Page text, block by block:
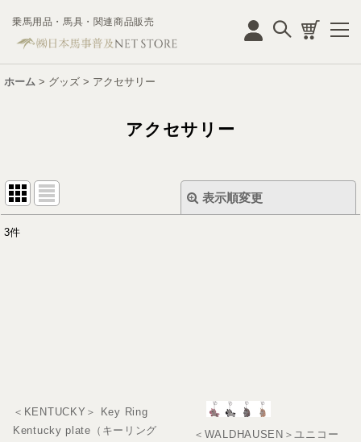
乗馬用品・馬具・関連商品販売
ホーム > グッズ > アクセサリー
アクセサリー
表示順変更
3件
＜KENTUCKY＞ Key Ring
Kentucky plate（キーリング
＜WALDHAUSEN＞ユニコー